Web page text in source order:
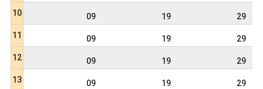
10
09 19
29
11
09 19
29
12
09 19
29
13
09 19
29